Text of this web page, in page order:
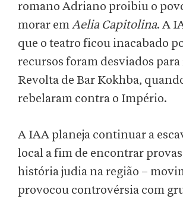
romano Adriano proibiu o
morar emAelia Capitolina. A
que o teatro ficou inacabado
recursos foram desviados
Revolta de Bar Kokhba,
rebelaram contra o Império.
A IAA planeja continuar a
local a fim de encontrar
história judia na região –
provocou controvérsia com